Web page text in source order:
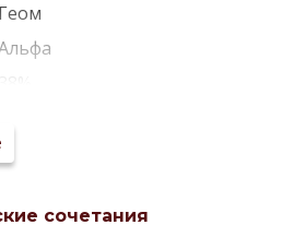
Геом
Смесь
сочетания